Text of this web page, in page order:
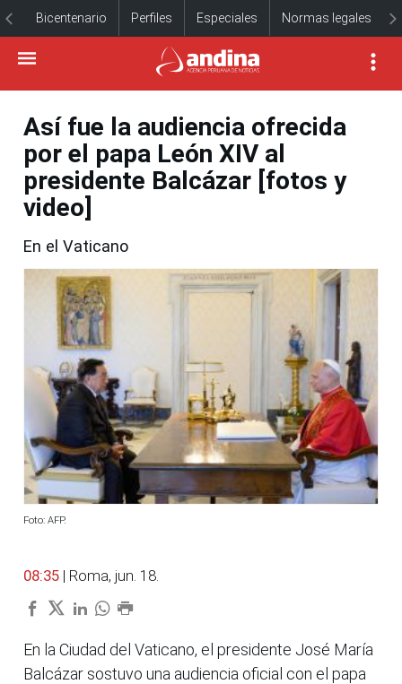
Bicentenario Perfiles Especiales Normas legales
Así fue la audiencia ofrecida
por el papa León XIV al
presidente Balcázar [fotos y
video]
En el Vaticano
Foto: AFP.
08:35 | Roma, jun. 18.
En la Ciudad del Vaticano, el presidente José María
Balcázar sostuvo una audiencia oficial con el papa